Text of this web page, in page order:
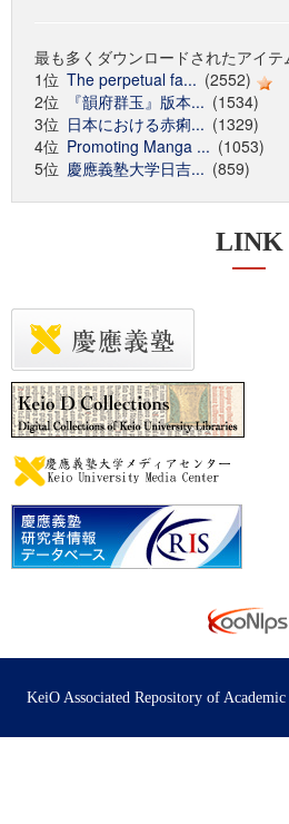
最も多くダウンロードされたアイテ
1位 The perpetual fa... (2552)
2位
『韻府群玉』版本... (1534)
3位 日本における赤痢... (1329)
4位 Promoting Manga ... (1053)
5位 慶應義塾大学日吉... (859)
LINK
KeiO Associated Repository of